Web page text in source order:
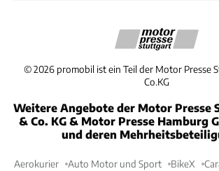
©2026 promobil ist ein Teil der Motor Presse
Co.KG
Weitere Angebote der Motor Presse
& Co. KG & Motor Presse Hamburg
und deren
Aerokurier Auto Motor und Sport BikeX